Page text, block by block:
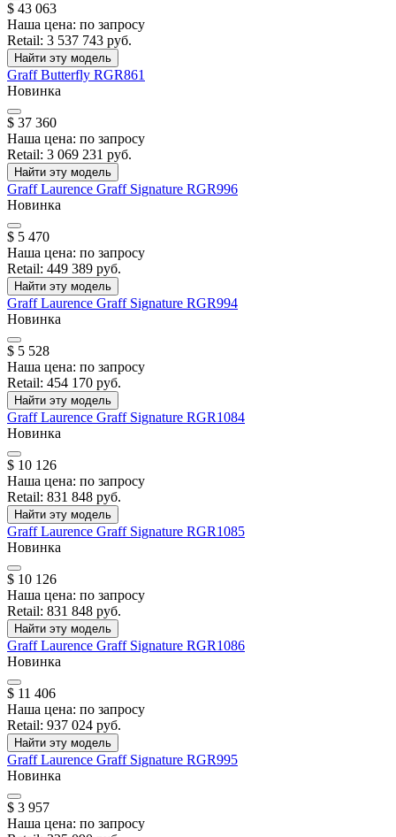
$ 43 063
Наша цена: по запросу
Retail: 3 537 743 руб.
Найти эту модель
GraffButterfly RGR861
Новинка
$ 37 360
Наша цена: по запросу
Retail: 3 069 231 руб.
Найти эту модель
GraffLaurence Graff Signature RGR996
Новинка
$ 5 470
Наша цена: по запросу
Retail: 449 389 руб.
Найти эту модель
GraffLaurence Graff Signature RGR994
Новинка
$ 5 528
Наша цена: по запросу
Retail: 454 170 руб.
Найти эту модель
GraffLaurence Graff Signature RGR1084
Новинка
$ 10 126
Наша цена: по запросу
Retail: 831 848 руб.
Найти эту модель
GraffLaurence Graff Signature RGR1085
Новинка
$ 10 126
Наша цена: по запросу
Retail: 831 848 руб.
Найти эту модель
GraffLaurence Graff Signature RGR1086
Новинка
$ 11 406
Наша цена: по запросу
Retail: 937 024 руб.
Найти эту модель
GraffLaurence Graff Signature RGR995
Новинка
$ 3 957
Наша цена: по запросу